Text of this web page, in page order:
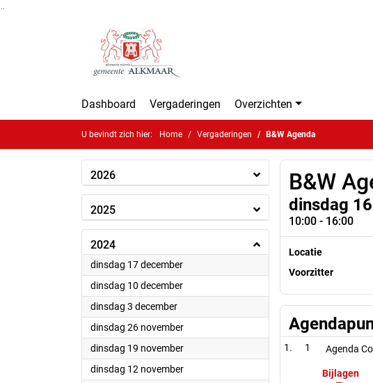
Dashboard Vergaderingen Overzichten
U bevindt zich hier: Home Vergaderingen B&W Agenda
2026
2025
2024
dinsdag 17 december2024
dinsdag 10 december2024
dinsdag 3 december2024
dinsdag 26 november2024
dinsdag 19 november2024
dinsdag 12 november2024
B&W
dinsdag
10:00 - 16:00
Locatie
Voorzitter
1 Agenda
Bijlagen